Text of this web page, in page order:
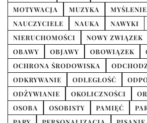
MOTYWACJA
MUZYKA MYŚLENIE
NAUCZYCIELE
NAUKA
NAWYKI
NIERUCHOMOŚCI
NOWY ZWIĄZEK
OBAWY
OBJAWY OBOWIĄZEK
OCHRONA ŚRODOWISKA
ODKRYWANIE
ODLEGŁOŚĆ
ODŻYWIANIE
OKOLICZNOŚCI
OSOBA
OSOBISTY PAMIĘĆ